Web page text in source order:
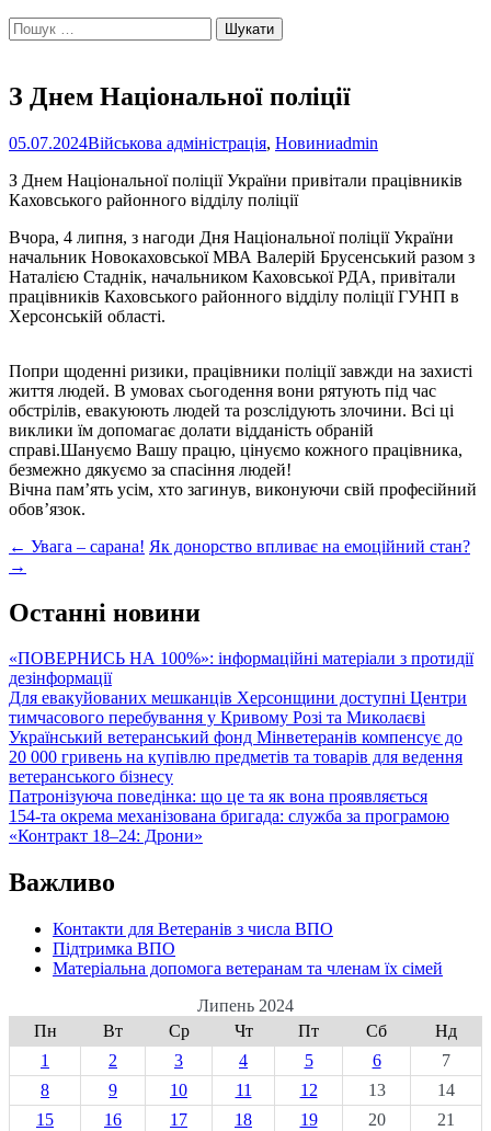
Пошук:
З Днем Національної поліції
05.07.2024Військова адміністрація, Новиниadmin
З Днем Національної поліції України привітали працівників
Каховського районного відділу поліції
Вчора, 4 липня, з нагоди Дня Національної поліції України
начальник Новокаховської МВА Валерій Брусенський разом з
Наталією Стаднік, начальником Каховської РДА, привітали
працівників Каховського районного відділу поліції ГУНП в
Херсонській області.
Попри щоденні ризики, працівники поліції завжди на захисті
життя людей. В умовах сьогодення вони рятують під час
обстрілів, евакуюють людей та розслідують злочини. Всі ці
виклики їм допомагає долати відданість обраній
справі.Шануємо Вашу працю, цінуємо кожного працівника,
безмежно дякуємо за спасіння людей!
Вічна пам’ять усім, хто загинув, виконуючи свій професійний
обов’язок.
Post
navigation
← Увага – сарана! Як донорство впливає на емоційний стан?
→
Останні новини
«ПОВЕРНИСЬ НА 100%»: інформаційні матеріали з протидії
дезінформації
Для евакуйованих мешканців Херсонщини доступні Центри
тимчасового перебування у Кривому Розі та Миколаєві
Український ветеранський фонд Мінветеранів компенсує до
20 000 гривень на купівлю предметів та товарів для ведення
ветеранського бізнесу
Патронізуюча поведінка: що це та як вона проявляється
154-та окрема механізована бригада: служба за програмою
«Контракт 18–24: Дрони»
Важливо
Контакти для Ветеранів з числа ВПО
Підтримка ВПО
Матеріальна допомога ветеранам та членам їх сімей
Липень 2024
Пн
Вт Ср Чт Пт Сб
Нд
1
2 3 4 5 6
7
8
9 10 11 12 13
14
15
16 17 18 19 20
21